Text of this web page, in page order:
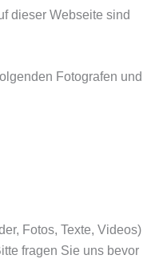
dieser Webseite sind
Fotografen und
Fotos, Texte, Videos)
fragen Sie uns bevor